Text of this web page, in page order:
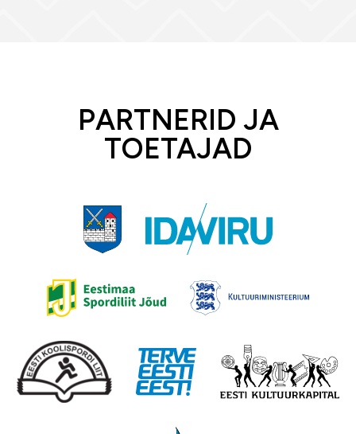
PARTNERID JA
TOETAJAD